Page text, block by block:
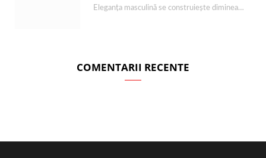
Eleganța masculină se construiește dimineața, în câteva minute și cu produsele potrivite. O rutină de…
COMENTARII RECENTE